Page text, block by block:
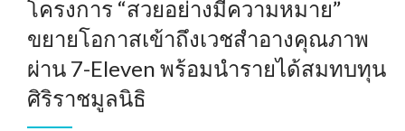
โครงการ “สวยอย่างมีความหมาย”
ขยายโอกาสเข้าถึงเวชสำอางคุณภาพ
ผ่าน 7-Eleven พร้อมนำรายได้สมทบทุน
ศิริราชมูลนิธิ